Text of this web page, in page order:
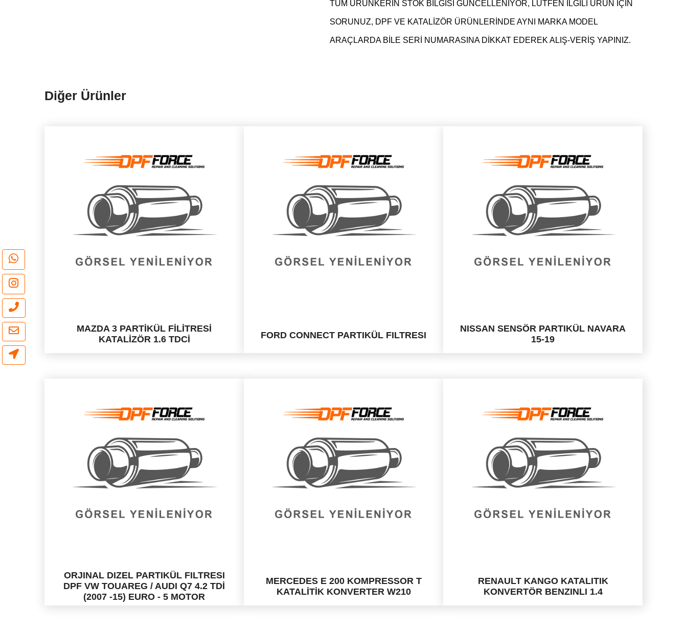
TÜM ÜRÜNKERİN STOK BİLGİSİ GÜNCELLENİYOR, LÜTFEN İLGİLİ ÜRÜN İÇİN
SORUNUZ, DPF VE KATALİZÖR ÜRÜNLERİNDE AYNI MARKA MODEL
ARAÇLARDA BİLE SERİ NUMARASINA DİKKAT EDEREK ALIŞ-VERİŞ YAPINIZ.
Diğer Ürünler
MAZDA 3 PARTİKÜL FİLİTRESİ
KATALİZÖR 1.6 TDCİ
FORD CONNECT PARTIKÜL FILTRESI
NISSAN SENSÖR PARTIKÜL NAVARA
15-19
ORJINAL DIZEL PARTIKÜL FILTRESI
DPF VW TOUAREG / AUDI Q7 4.2 TDİ
(2007 -15) EURO - 5 MOTOR
MERCEDES E 200 KOMPRESSOR T
KATALİTİK KONVERTER W210
RENAULT KANGO KATALITIK
KONVERTÖR BENZINLI 1.4